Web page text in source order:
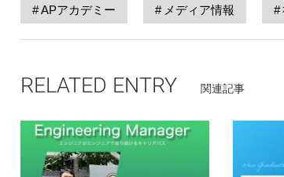
APアカデミー メディア情報
RELATED ENTRY 関連記事